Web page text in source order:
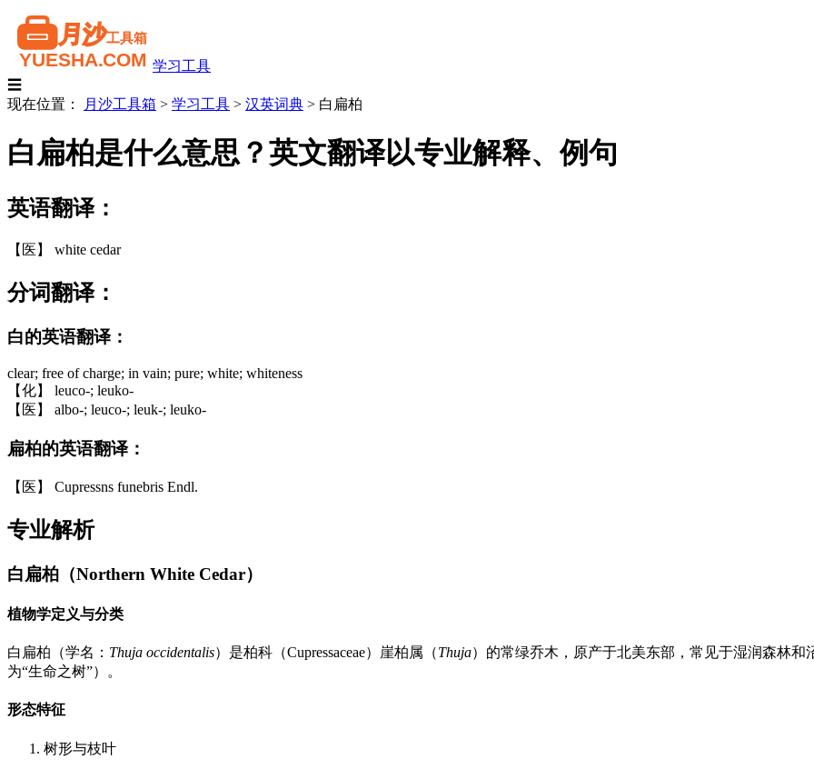
学习工具
☰
现在位置：
月沙工具箱 > 学习工具 > 汉英词典 > 白扁柏
白扁柏是什么意思？英文翻译以专业解释、例句
英语翻译：
【医】 white cedar
分词翻译：
白的英语翻译：
clear; free of charge; in vain; pure; white; whiteness
【化】 leuco-; leuko-
【医】 albo-; leuco-; leuk-; leuko-
扁柏的英语翻译：
【医】 Cupressns funebris Endl.
专业解析
白扁柏（Northern White Cedar）
植物学定义与分类
白扁柏（学名： Thuja occidentalis）是柏科（Cupressaceae）崖柏属（Thuja）的常绿乔木，原产于北美东部，常见于湿润森林和
为“生命之树”）。
形态特征
树形与枝叶